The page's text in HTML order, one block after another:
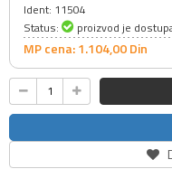
Ident: 11504
Status:
proizvod je
MP cena: 1.104,00Din